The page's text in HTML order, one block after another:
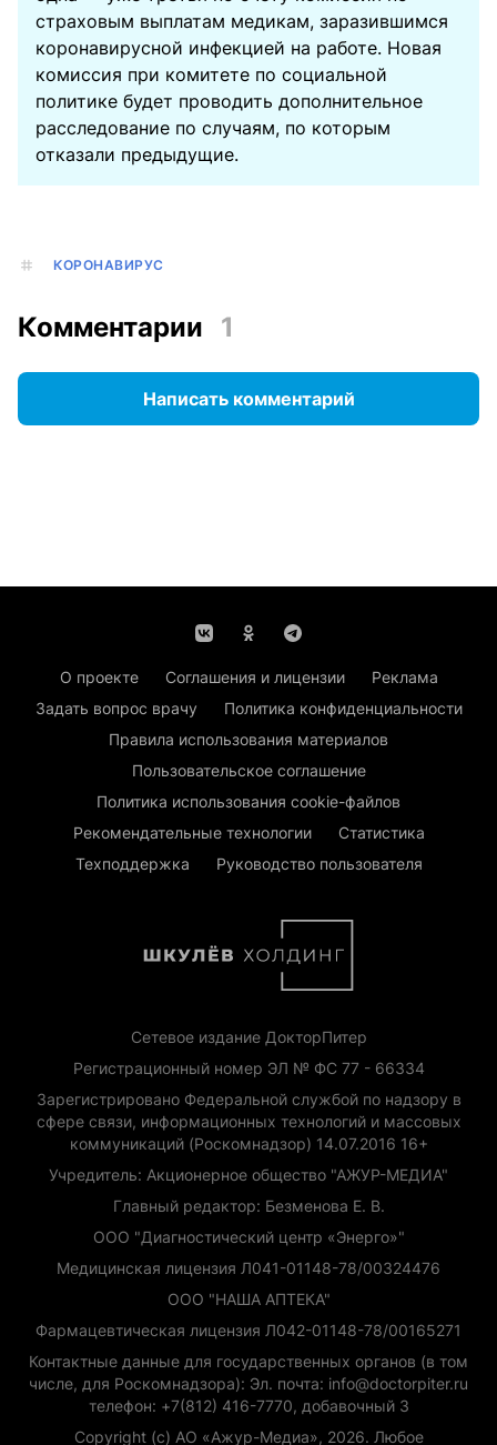
страховым выплатам медикам, заразившимся
коронавирусной инфекцией на работе. Новая
комиссия при комитете по социальной
политике будет проводить дополнительное
расследование по случаям, по которым
отказали предыдущие.
КОРОНАВИРУС
Комментарии 1
Написать комментарий
О проекте Соглашения и лицензии
Реклама
Задать вопрос врачу
Политика конфиденциальности
Правила использования материалов
Пользовательское соглашение
Политика использования cookie-файлов
Рекомендательные технологии
Статистика
Техподдержка
Руководство пользователя
Сетевое издание ДокторПитер
Регистрационный номер ЭЛ № ФС 77 - 66334
Зарегистрировано Федеральной службой по надзору в
сфере связи, информационных технологий и массовых
коммуникаций (Роскомнадзор) 14.07.2016 16+
Учредитель: Акционерное общество "АЖУР-МЕДИА"
Главный редактор: Безменова Е. В.
ООО "Диагностический центр «Энерго»"
Медицинская лицензия Л041-01148-78/00324476
ООО "НАША АПТЕКА"
Фармацевтическая лицензия Л042-01148-78/00165271
Контактные данные для государственных органов (в том
числе, для Роскомнадзора): Эл. почта: info@doctorpiter.ru
телефон: +7(812) 416-7770, добавочный 3
Copyright (с) АО «Ажур-Медиа», 2026. Любое